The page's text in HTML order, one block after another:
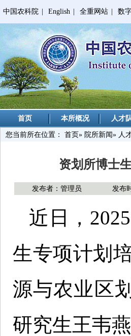
中国农科院 English 全重网站 数
首页 本所概况 人才
您当前所在位置： 首页» 院所新闻» 人
资划所博士
发布者：管理员 发布
近日，
生专项计划
源与农业区
研究生王韦